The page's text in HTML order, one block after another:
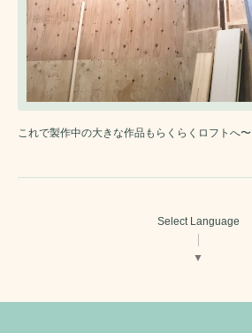
これで製作中の大きな作品もらくらくロフトへ〜
Select Language
▼